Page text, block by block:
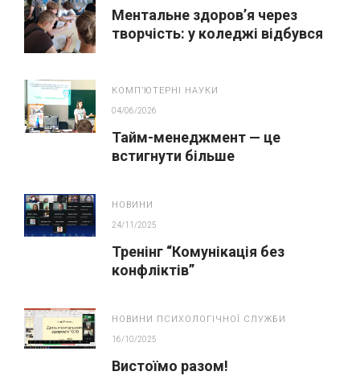
Ментальне здоров’я через
творчість: у коледжі відбувся
КОМПʼЮТЕРНІ НАУКИ
04/06/2026
Тайм-менеджмент — це
встигнути більше
НОВИНИ
24/11/2025
Тренінг “Комунікація без
конфліктів”
НОВИНИ ПСИХОЛОГІЧНОЇ СЛУЖБИ
16/10/2025
Вистоїмо разом!